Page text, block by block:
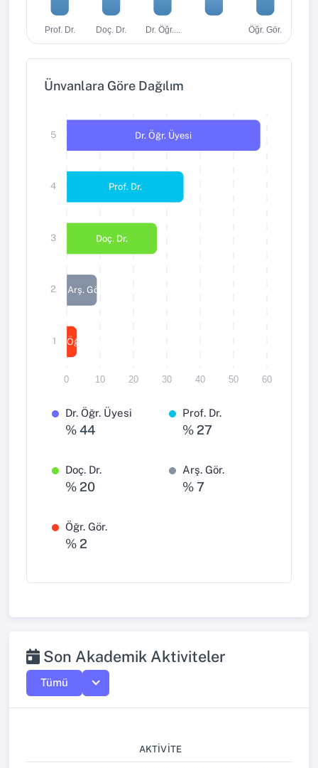
Prof. Dr. Doç. Dr. Dr. Öğr.... Öğr. Gör.
Ünvanlara Göre Dağılım
Dr. Öğr. Üyesi
Prof. Dr.
Doç. Dr.
Arş. Gör.
Öğr. Gör.
5
4
3
2
1
60
50
40
30
20
10
0
Dr. Öğr. Üyesi
% 44
Prof. Dr.
% 27
Doç. Dr.
% 20
Arş. Gör.
% 7
Öğr. Gör.
% 2
Son Akademik Aktiviteler
Tümü
AKTIVITE